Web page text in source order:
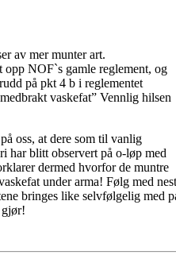
av mer munter art.
opp NOF`s gamle reglement, og
på pkt 4 b i reglementet
vaskefat” Vennlig hilsen
oss, at dere som til vanlig
har blitt observert på o-løp med
dermed hvorfor de muntre
under arma! Følg med
bringes like selvfølgelig med
gjør!